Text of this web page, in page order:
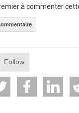
à commenter
Follow